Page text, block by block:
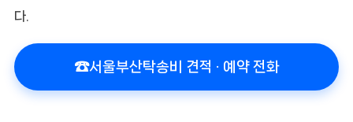
다.
☎서울부산탁송비 견적 · 예약 전화